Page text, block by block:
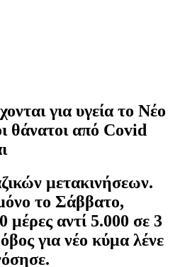
για υγεία το Νέο
θάνατοι από Covid
μετακινήσεων.
το Σάββατο,
μέρες αντί 5.000 σε 3
για νέο κύμα λένε